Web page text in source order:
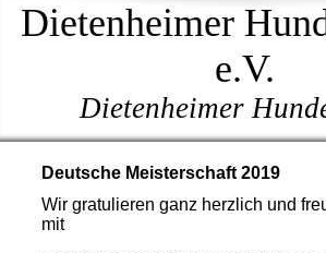
Dietenheimer
e.V.
Dietenheimer
Deutsche Meisterschaft 2019
Wir gratulieren ganz herzlich und
mit